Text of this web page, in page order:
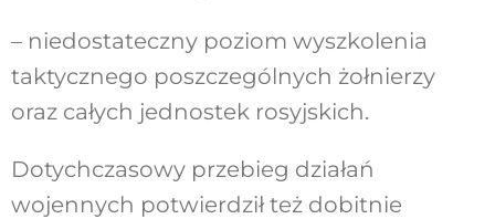
– niedostateczny poziom wyszkolenia
taktycznego poszczególnych żołnierzy
oraz całych jednostek rosyjskich.
Dotychczasowy przebieg działań
wojennych potwierdził też dobitnie